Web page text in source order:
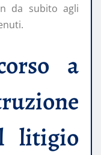
da subito agli
a
litigio